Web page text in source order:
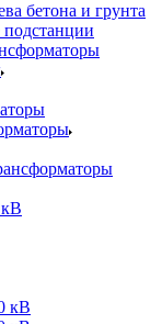
бетона и грунта
кВ